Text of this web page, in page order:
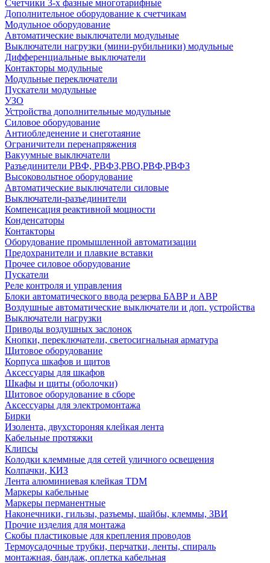
Счетчики 3-х фазные многотарифные
Дополнительное оборудование к счетчикам
Модульное оборудование
Автоматические выключатели модульные
Выключатели нагрузки (мини-рубильники) модульные
Дифференциальные выключатели
Контакторы модульные
Модульные переключатели
Пускатели модульные
УЗО
Устройства дополнительные модульные
Силовое оборудование
Антиобледенение и снеготаяние
Ограничители перенапряжения
Вакуумные выключатели
Разъединители РВФ, РВФЗ,РВО,РВФ,РВФЗ
Высоковольтное оборудование
Автоматические выключатели cиловые
Выключатели-разъединители
Компенсация реактивной мощности
Конденсаторы
Контакторы
Оборудование промышленной автоматизации
Предохранители и плавкие вставки
Прочее силовое оборудование
Пускатели
Реле контроля и управления
Блоки автоматического ввода резерва БАВР и АВР
Воздушные автоматические выключатели и доп. устройства
Выключатели нагрузки
Приводы воздушных заслонок
Кнопки, переключатели, светосигнальная арматура
Щитовое оборудование
Корпуса шкафов и щитов
Аксессуары для шкафов
Шкафы и щиты (оболочки)
Щитовое оборудование в сборе
Аксессуары для электромонтажа
Бирки
Изолента, двухстороняя клейкая лента
Кабельные протяжки
Клипсы
Колодки клеммные для сетей уличного освещения
Колпачки, КИЗ
Лента алюминиевая клейкая TDM
Маркеры кабельные
Маркеры перманентные
Наконечники, гильзы, разъемы, шайбы, клеммы, ЗВИ
Прочие изделия для монтажа
Скобы пластиковые для крепления проводов
Термоусадочные трубки, перчатки, ленты, спираль
монтажная, бандаж, оплетка кабельная